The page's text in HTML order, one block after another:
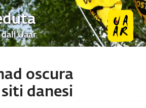
oscura
danesi